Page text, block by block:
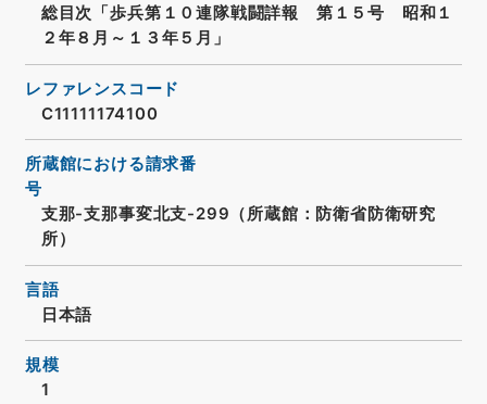
総目次「歩兵第１０連隊戦闘詳報 第１５号 昭和１
２年８月～１３年５月」
レファレンスコード
C11111174100
所蔵館における請求番
号
支那-支那事変北支-299（所蔵館：防衛省防衛研究
所）
言語
日本語
規模
1